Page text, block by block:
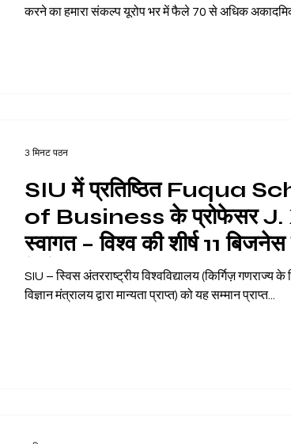
करने का हमारा संकल्प यूरोप भर में फैले 70 से अधिक अकादमिक
SIU में प्रतिष्ठित Fuqua
of Business के प्रोफेसर J.
स्वागत – विश्व की शीर्ष 11
में से एक
SIU – स्विस अंतरराष्ट्रीय विश्वविद्यालय (किर्गिज़ गणराज्य के शिक्षा और
विज्ञान मंत्रालय द्वारा मान्यता प्राप्त) को यह सम्मान प्राप्त...
3 मिनट पठन